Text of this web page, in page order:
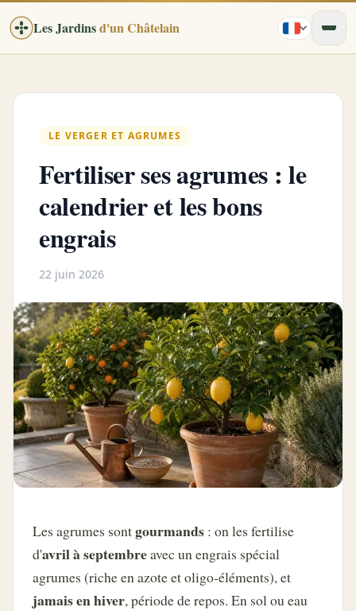
Les Jardinsd'un Châtelain
LE VERGER ET AGRUMES
Fertiliser ses agrumes : le
calendrier et les bons
engrais
22 juin 2026
Les agrumes sontgourmands : on les fertilise
d'avril à septembreavec un engrais spécial
agrumes (riche en azote et oligo-éléments), et
jamais en hiver, période de repos. En sol ou eau